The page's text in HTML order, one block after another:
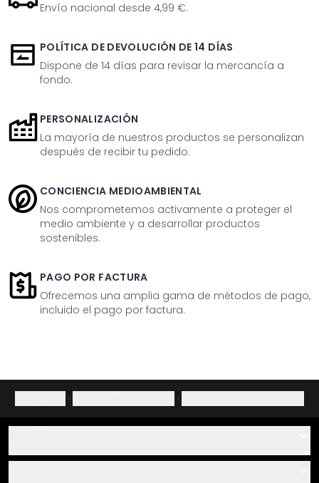
Envío nacional desde 4,99 €.
POLÍTICA DE DEVOLUCIÓN DE 14 DÍAS
Dispone de 14 días para revisar la mercancía a
fondo.
PERSONALIZACIÓN
La mayoría de nuestros productos se personalizan
después de recibir tu pedido.
CONCIENCIA MEDIOAMBIENTAL
Nos comprometemos activamente a proteger el
medio ambiente y a desarrollar productos
sostenibles.
PAGO POR FACTURA
Ofrecemos una amplia gama de métodos de pago,
incluido el pago por factura.
· ·